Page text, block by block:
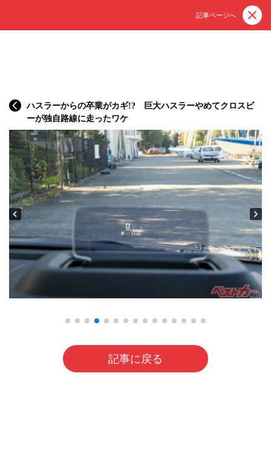
記事ページへ
ハスラーからの卒業がカギ!? 巨大ハスラーやめてクロスビ
ーが独自路線に走ったワケ
記事に戻る